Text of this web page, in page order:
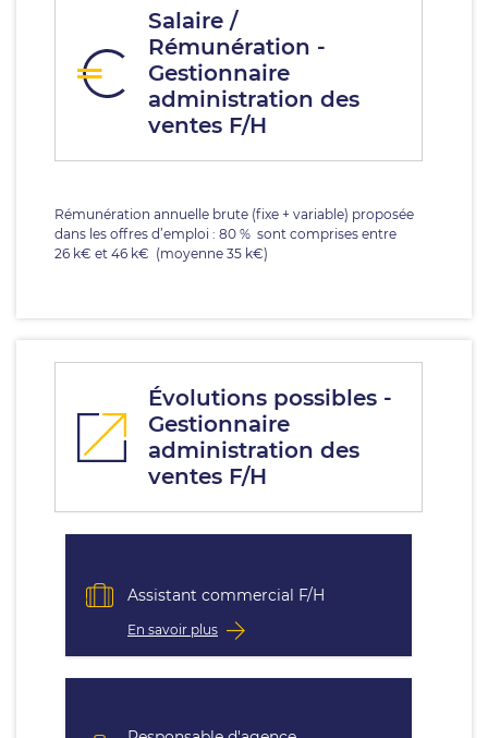
Salaire /
Rémunération -
Gestionnaire
administration des
ventes F/H
Rémunération annuelle brute (fixe + variable) proposée
dans les offres d’emploi : 80 % sont comprises entre
26 k€ et 46 k€ (moyenne 35 k€)
Évolutions possibles -
Gestionnaire
administration des
ventes F/H
Assistant commercial F/H
En savoir plus